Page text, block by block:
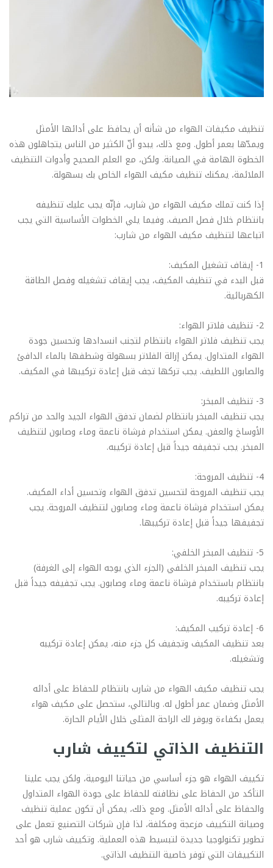
تنظيف مكيفات الهواء من شأنه أن يحافظ على أدائها الأمثل
ويمدّها بعمر أطول. ومع ذلك، يبدو أنّ الكثير من الناس يتجاهلون هذه
الخطوة الهامة في الصيانة. ولكن، مع العلم الصحيح وأدوات التنظيف
الملائمة، يمكنك تنظيف مكيف الهواء الخاص بك بسهولة.
إذا كنت تملك مكيف الهواء من شارب، فإنّه يجب عليك تنظيفه
بانتظام خلال فصل الصيف. وفيما يلي الخطوات الأساسية التي يجب
اتباعها لتنظيف مكيف الهواء من شارب:
1- إيقاف تشغيل المكيف:
قبل البدء في تنظيف المكيف، يجب إيقاف تشغيله وفصل الطاقة
الكهربائية.
2- تنظيف فلاتر الهواء:
يجب تنظيف فلاتر الهواء بانتظام لتجنب انسدادها وتحسين جودة
الهواء المتداول. يمكن إزالة الفلاتر بسهولة وشطفها بالماء الدافئ
والصابون اللطيف. يجب تركها تجف قبل إعادة تركيبها في المكيف.
3- تنظيف المبخر:
يجب تنظيف المبخر بانتظام لضمان تدفق الهواء الجيد والحد من تراكم
الأوساخ والعفن. يمكن استخدام فرشاة ناعمة وماء وصابون لتنظيف
المبخر. يجب تجفيفه جيداً قبل إعادة تركيبه.
4- تنظيف المروحة:
يجب تنظيف المروحة لتحسين تدفق الهواء وتحسين أداء المكيف.
يمكن استخدام فرشاة ناعمة وماء وصابون لتنظيف المروحة. يجب
تجفيفها جيداً قبل إعادة تركيبها.
5- تنظيف المبخر الخلفي:
يجب تنظيف المبخر الخلفي (الجزء الذي يوجه الهواء إلى الغرفة)
بانتظام باستخدام فرشاة ناعمة وماء وصابون. يجب تجفيفه جيداً قبل
إعادة تركيبه.
6- إعادة تركيب المكيف:
بعد تنظيف المكيف وتجفيف كل جزء منه، يمكن إعادة تركيبه
وتشغيله.
يجب تنظيف مكيف الهواء من شارب بانتظام للحفاظ على أدائه
الأمثل وضمان عمر أطول له. وبالتالي، ستحصل على مكيف هواء
يعمل بكفاءة ويوفر لك الراحة المثلى خلال الأيام الحارة.
التنظيف الذاتي لتكييف شارب
تكييف الهواء هو جزء أساسي من حياتنا اليومية، ولكن يجب علينا
التأكد من الحفاظ على نظافته للحفاظ على جودة الهواء المتداول
والحفاظ على أدائه الأمثل. ومع ذلك، يمكن أن تكون عملية تنظيف
وصيانة التكييف مزعجة ومكلفة، لذا فإن شركات التصنيع تعمل على
تطوير تكنولوجيا جديدة لتبسيط هذه العملية. وتكييف شارب هو أحد
التكييفات التي توفر خاصية التنظيف الذاتي.